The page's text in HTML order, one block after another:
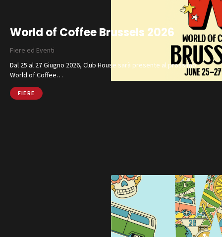
World of Coffee Brussels 2026
Fiere ed Eventi
Dal 25 al 27 Giugno 2026, Club House sarà presente al prossimo
World of Coffee…
FIERE